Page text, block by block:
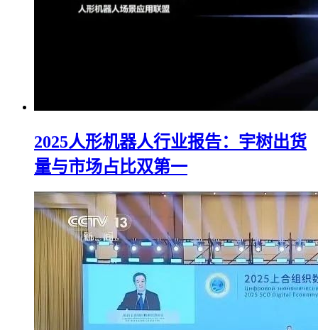
2025人形机器人行业报告：宇树出货
量与市场占比双第一